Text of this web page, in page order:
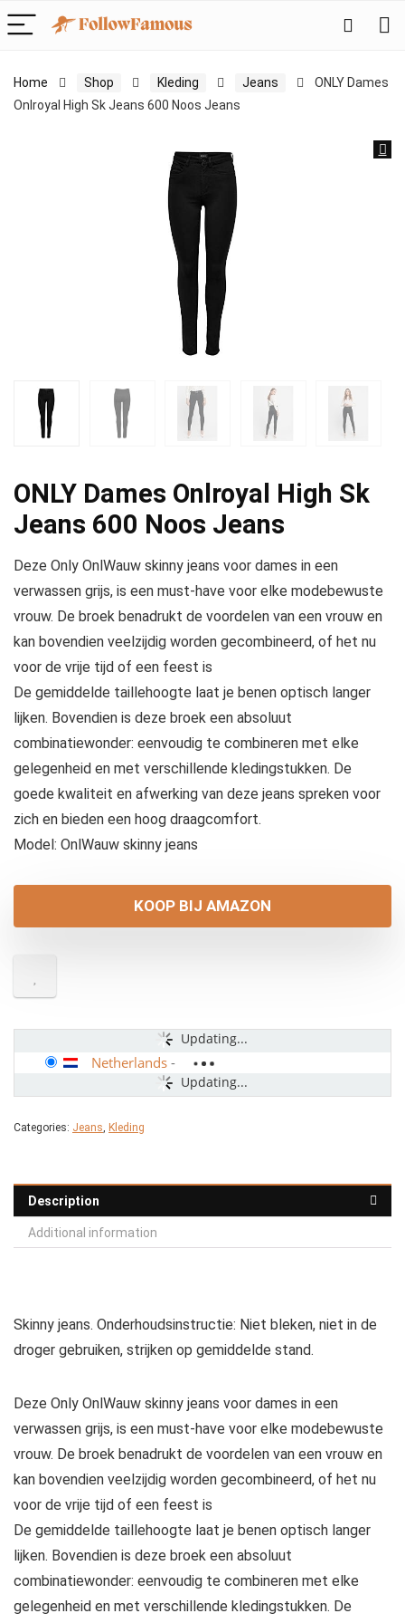
Home Shop Kleding Jeans
ONLY Dames
Onlroyal High Sk Jeans 600 Noos Jeans
ONLY Dames Onlroyal High Sk
Jeans 600 Noos Jeans
Deze Only OnlWauw skinny jeans voor dames in een
verwassen grijs, is een must-have voor elke modebewuste
vrouw. De broek benadrukt de voordelen van een vrouw en
kan bovendien veelzijdig worden gecombineerd, of het nu
voor de vrije tijd of een feest is
De gemiddelde taillehoogte laat je benen optisch langer
lijken. Bovendien is deze broek een absoluut
combinatiewonder: eenvoudig te combineren met elke
gelegenheid en met verschillende kledingstukken. De
goede kwaliteit en afwerking van deze jeans spreken voor
zich en bieden een hoog draagcomfort.
Model: OnlWauw skinny jeans
KOOP BIJ AMAZON
Updating...
Updating...
Netherlands -
Categories: Jeans, Kleding
Description
Additional information
Skinny jeans. Onderhoudsinstructie: Niet bleken, niet in de
droger gebruiken, strijken op gemiddelde stand.
Deze Only OnlWauw skinny jeans voor dames in een
verwassen grijs, is een must-have voor elke modebewuste
vrouw. De broek benadrukt de voordelen van een vrouw en
kan bovendien veelzijdig worden gecombineerd, of het nu
voor de vrije tijd of een feest is
De gemiddelde taillehoogte laat je benen optisch langer
lijken. Bovendien is deze broek een absoluut
combinatiewonder: eenvoudig te combineren met elke
gelegenheid en met verschillende kledingstukken. De